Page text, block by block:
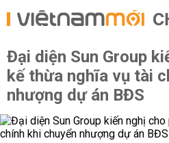
Đại diện Sun Group
kế thừa nghĩa vụ tài
nhượng dự án BĐS